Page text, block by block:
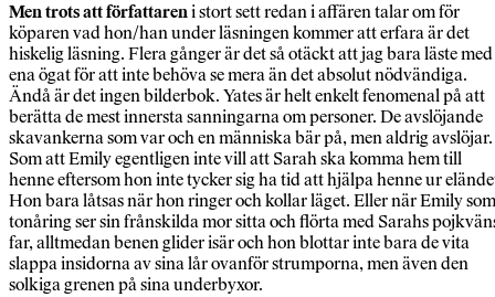
Men trots att författareni stort sett redan i affären talar om för
köparen vad hon/han under läsningen kommer att erfara är det
hiskelig läsning. Flera gånger är det så otäckt att jag bara läste med
ena ögat för att inte behöva se mera än det absolut nödvändiga.
Ändå är det ingen bilderbok. Yates är helt enkelt fenomenal på att
berätta de mest innersta sanningarna om personer. De avslöjande
skavankerna som var och en människa bär på, men aldrig avslöjar.
Som att Emily egentligen inte vill att Sarah ska komma hem till
henne eftersom hon inte tycker sig ha tid att hjälpa henne ur
Hon bara låtsas när hon ringer och kollar läget. Eller när Emily som
tonåring ser sin frånskilda mor sitta och flörta med Sarahs
far, alltmedan benen glider isär och hon blottar inte bara de vita
slappa insidorna av sina lår ovanför strumporna, men även den
solkiga grenen på sina underbyxor.